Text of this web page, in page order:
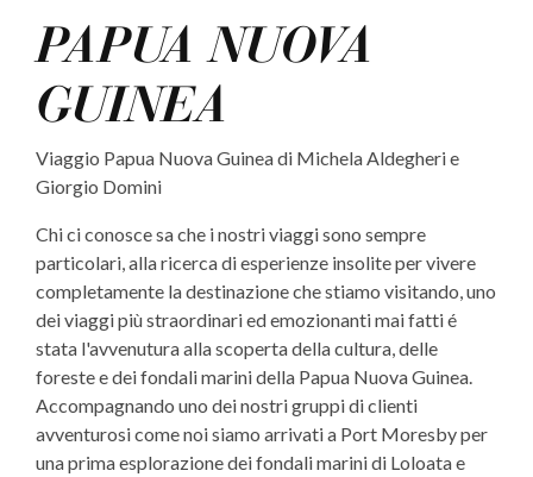
PAPUA NUOVA
GUINEA
Viaggio Papua Nuova Guinea di Michela Aldegheri e
Giorgio Domini
Chi ci conosce sa che i nostri viaggi sono sempre
particolari, alla ricerca di esperienze insolite per vivere
completamente la destinazione che stiamo visitando, uno
dei viaggi più straordinari ed emozionanti mai fatti é
stata l'avvenutura alla scoperta della cultura, delle
foreste e dei fondali marini della Papua Nuova Guinea.
Accompagnando uno dei nostri gruppi di clienti
avventurosi come noi siamo arrivati a Port Moresby per
una prima esplorazione dei fondali marini di Loloata e